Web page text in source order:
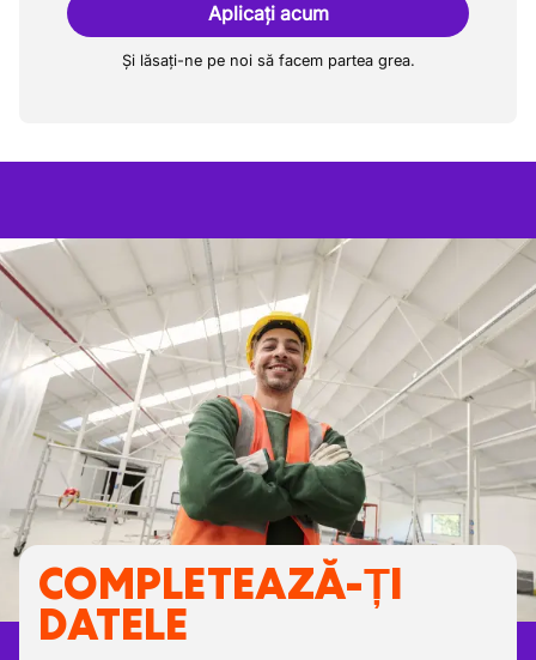
Aplicați acum
Și lăsați-ne pe noi să facem partea grea.
COMPLETEAZĂ-ȚI
DATELE